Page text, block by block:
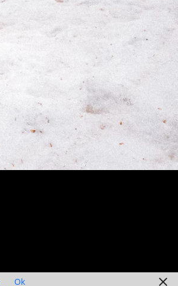
Ok